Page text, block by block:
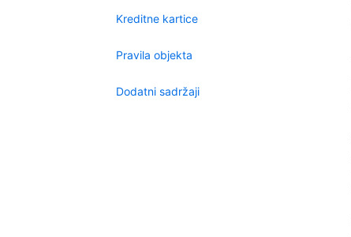
Kreditne kartice
Pravila objekta
Dodatni sadržaji